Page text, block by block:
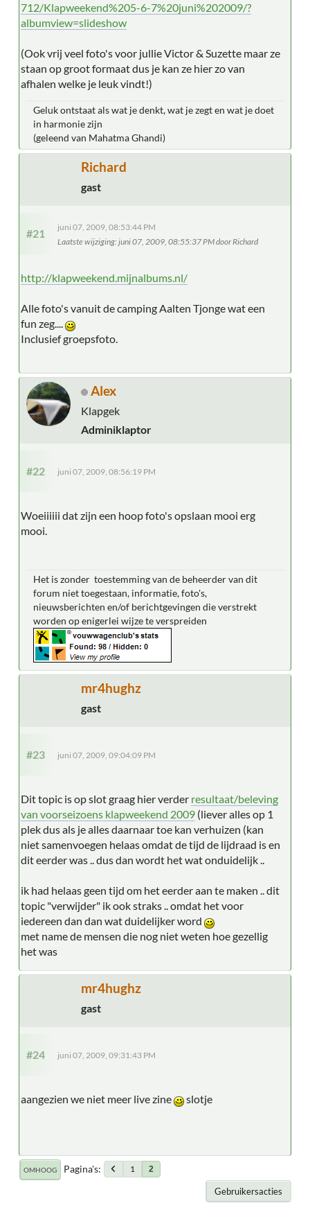
712/Klapweekend%205-6-7%20juni%202009/?
albumview=slideshow
(Ook vrij veel foto's voor jullie Victor & Suzette maar ze
staan op groot formaat dus je kan ze hier zo van
afhalen welke je leuk vindt!)
Geluk ontstaat als wat je denkt, wat je zegt en wat je doet
in harmonie zijn
(geleend van Mahatma Ghandi)
Richard
gast
#21
juni 07, 2009, 08:53:44 PM
Laatste wijziging: juni 07, 2009, 08:55:37 PM door Richard
http://klapweekend.mijnalbums.nl/
Alle foto's vanuit de camping Aalten Tjonge wat een
fun zeg....
Inclusief groepsfoto.
Alex
Klapgek
Adminiklaptor
#22 juni 07, 2009, 08:56:19 PM
Woeiiiiii dat zijn een hoop foto's opslaan mooi erg
mooi.
Het is zonder toestemming van de beheerder van dit
forum niet toegestaan, informatie, foto's,
nieuwsberichten en/of berichtgevingen die verstrekt
worden op enigerlei wijze te verspreiden
mr4hughz
gast
#23 juni 07, 2009, 09:04:09 PM
Dit topic is op slot graag hier verder resultaat/beleving
van voorseizoens klapweekend 2009 (liever alles op 1
plek dus als je alles daarnaar toe kan verhuizen (kan
niet samenvoegen helaas omdat de tijd de lijdraad is en
dit eerder was .. dus dan wordt het wat onduidelijk ..
ik had helaas geen tijd om het eerder aan te maken .. dit
topic "verwijder" ik ook straks .. omdat het voor
iedereen dan dan wat duidelijker word
met name de mensen die nog niet weten hoe gezellig
het was
mr4hughz
gast
#24 juni 07, 2009, 09:31:43 PM
aangezien we niet meer live zine slotje
OMHOOG Pagina's 1 2
Gebruikersacties